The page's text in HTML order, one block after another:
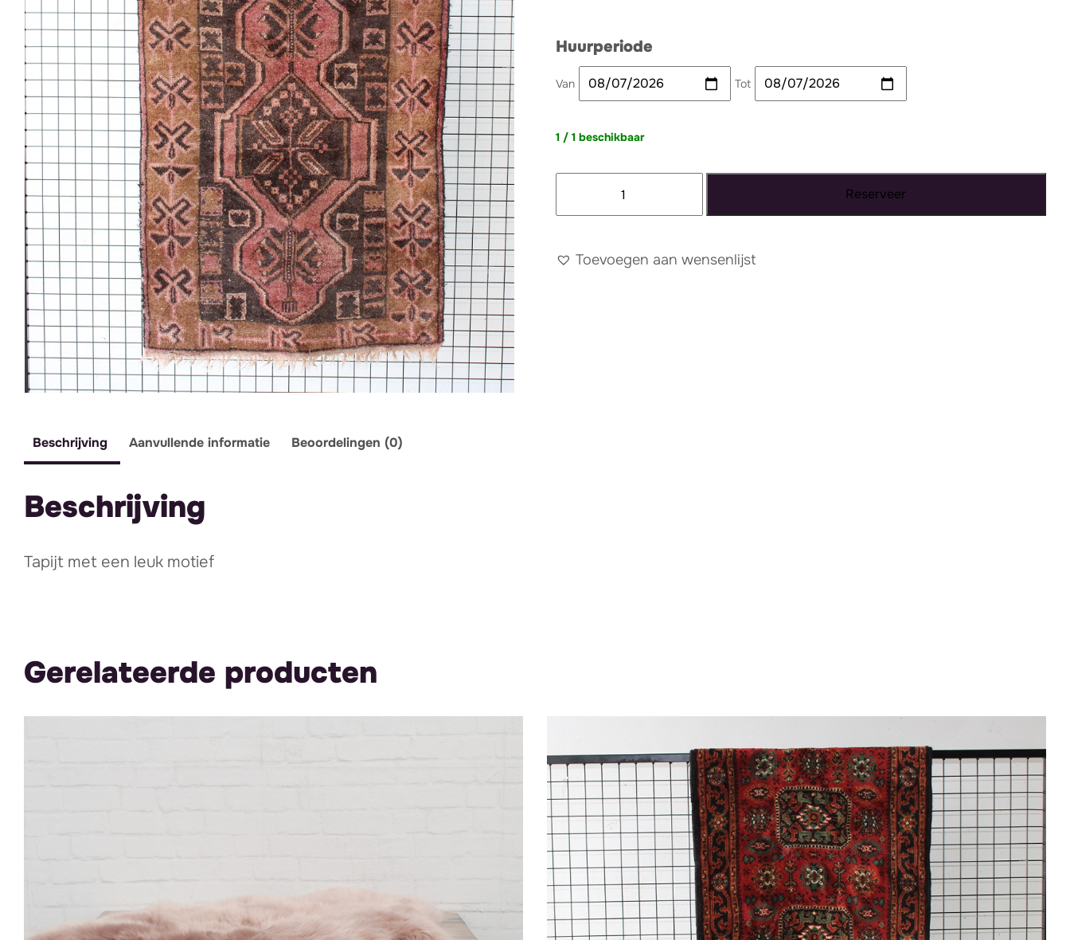
Huurperiode
Van Tot
1 / 1 beschikbaar
Reserveer
Toevoegen aan wensenlijst
Beschrijving Aanvullende informatie Beoordelingen (0)
Beschrijving
Tapijt met een leuk motief
Gerelateerde producten